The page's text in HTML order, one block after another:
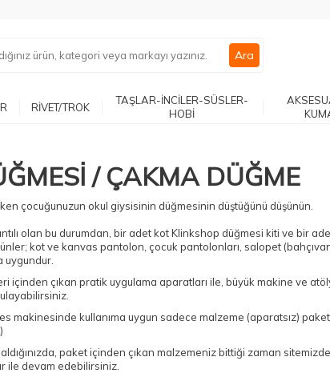
Ara
RİVET/TROK
TAŞLAR-İNCİLER-SÜSLER-
HOBİ
/ ÇAKMA DÜĞME
çocuğunuzun okul giysisinin düğmesinin düştüğünü düşünün.
olan bu durumdan, bir adet kot Klinkshop düğmesi kiti ve bir
kot ve kanvas pantolon, çocuk pantolonları, salopet
uygundur.
içinden çıkan pratik uygulama aparatları ile, büyük makine ve
makinesinde kullanıma uygun sadece malzeme (aparatsız)
)
paket içinden çıkan malzemeniz bittiği zaman
ile devam edebilirsiniz.